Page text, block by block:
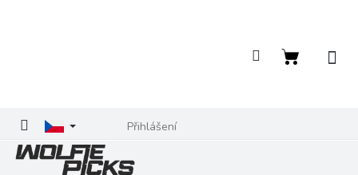
Přihlášení
Nákupní